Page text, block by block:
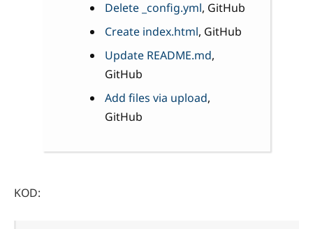
Delete _config.yml, GitHub
Create index.html, GitHub
Update README.md,
GitHub
Add files via upload,
GitHub
KOD: